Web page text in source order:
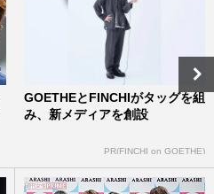
GOETHEとFINCHIがタッグを組
み、新メディアを創設
PR(FINCHI on GOETHE)